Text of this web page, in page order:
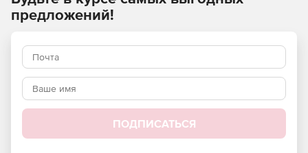
Создание тестов кода с помощью T-SQL в SQL Server
Management Studio.
Запуск тестов в один клик.
предложений!
ПОДПИСАТЬСЯ